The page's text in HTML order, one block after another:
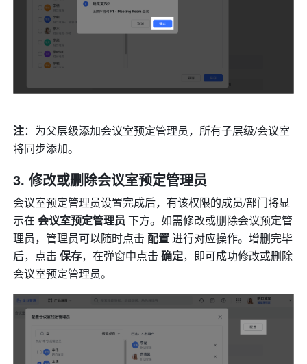
注：为父层级添加会议室预定管理员，所有子层级/会议室
将同步添加。
修改或删除会议室预定管理员
会议室预定管理员设置完成后，有该权限的成员/部门将显
示在 会议室预定管理员 下方。如需修改或删除会议预定管
理员，管理员可以随时点击 配置 进行对应操作。增删完毕
后，点击 保存，在弹窗中点击 确定，即可成功修改或删除
会议室预定管理员。